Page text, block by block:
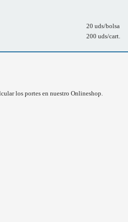
20 uds/bolsa
200 uds/cart.
los portes en nuestro Onlineshop.